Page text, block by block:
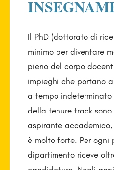
Il PhD (dottorato di
minimo per diventare
pieno del corpo
impieghi che portano
a tempo indeterminato
della tenure track
aspirante
è molto forte. Per ogni
dipartimento riceve